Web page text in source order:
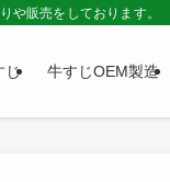
や販売をしております。
じ 牛すじOEM製造